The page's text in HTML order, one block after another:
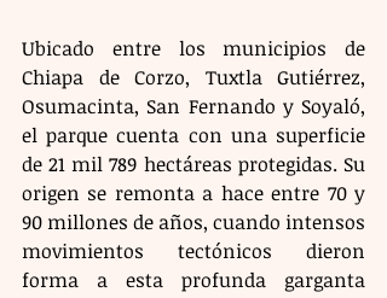
Ubicado entre los municipios de
Chiapa de Corzo, Tuxtla Gutiérrez,
Osumacinta, San Fernando y Soyaló,
el parque cuenta con una superficie
de 21 mil 789 hectáreas protegidas. Su
origen se remonta a hace entre 70 y
90 millones de años, cuando intensos
movimientos tectónicos dieron
forma a esta profunda garganta